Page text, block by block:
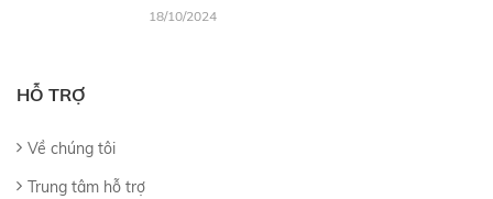
18/10/2024
HỖ TRỢ
Về chúng tôi
Trung tâm hỗ trợ